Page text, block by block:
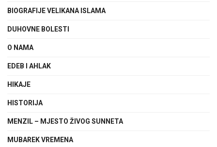
BIOGRAFIJE VELIKANA ISLAMA
DUHOVNE BOLESTI
O NAMA
EDEB I AHLAK
HIKAJE
HISTORIJA
MENZIL – MJESTO ŽIVOG SUNNETA
MUBAREK VREMENA